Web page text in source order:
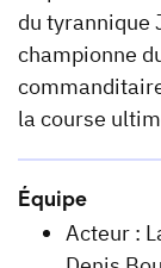
du tyrannique
championne
la course
Équipe
Acteur :